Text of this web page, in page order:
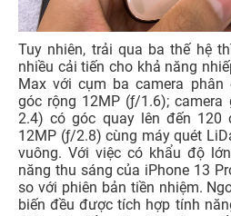
Tuy nhiên, trải qua ba thế hệ
nhiều cải tiến cho khả năng
Max với cụm ba camera phân
góc rộng 12MP (ƒ/1.6);
2.4) có góc quay lên đến 120
12MP (ƒ/2.8) cùng máy quét
vuông. Với việc có khẩu độ
năng thu sáng của iPhone 13
so với phiên bản tiền nhiệm.
biến đều được tích hợp tính